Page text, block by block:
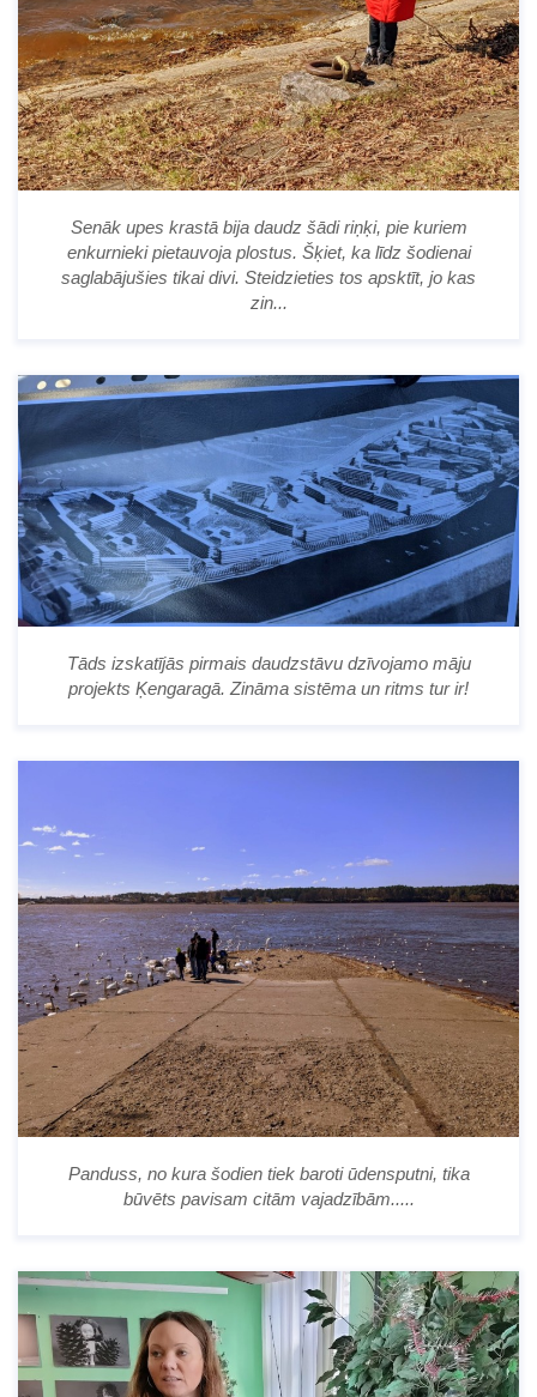
Senāk upes krastā bija daudz šādi riņķi, pie kuriem
enkurnieki pietauvoja plostus. Šķiet, ka līdz šodienai
saglabājušies tikai divi. Steidzieties tos apsktīt, jo kas
zin...
Tāds izskatījās pirmais daudzstāvu dzīvojamo māju
projekts Ķengaragā. Zināma sistēma un ritms tur ir!
Panduss, no kura šodien tiek baroti ūdensputni, tika
būvēts pavisam citām vajadzībām.....